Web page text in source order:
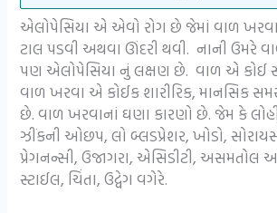
એલોપેસિયા એ એવો રોગ છે જેમાં વાળ ખરવા
ટાલ પડવી અથવા ઊંદરી થવી. નાની ઉમરે
પણ એલોપેસિયા નું લક્ષણ છે. વાળ એ કોઈ
વાળ ખરવા એ કોઈક શારીરિક, માનસિક
છે. વાળ ખરવાનાં ઘણા કારણો છે. જેમ કે
ઝીંકની ઓછપ, લો બ્લડપ્રેશર, ખોડો,
પ્રેગનન્સી, ઉજાગરા, એસિડીટી, અસમતોલ
સ્ટાઈલ, ચિંતા, ઉદ્વેગ વગેરે.